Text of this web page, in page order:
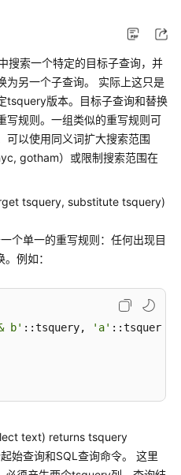
索一个特定的目标子查询，并
为另一个子查询。 实际上这只是
tsquery版本。目标子查询和替换
写规则。一组类似的重写规则可
可以使用同义词扩大搜索范围
gotham）或限制搜索范围在
tsquery, substitute tsquery)
个单一的重写规则：任何出现目
例如：
b' ::tsquery, 'a' ::tsquery,
text) returns tsquery
始查询和SQL查询命令。 这里